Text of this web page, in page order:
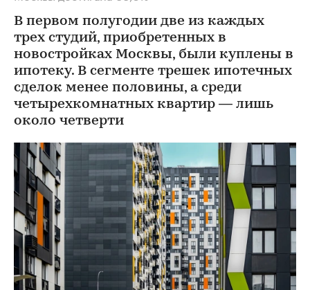
В первом полугодии две из каждых
трех студий, приобретенных в
новостройках Москвы, были куплены в
ипотеку. В сегменте трешек ипотечных
сделок менее половины, а среди
четырехкомнатных квартир — лишь
около четверти